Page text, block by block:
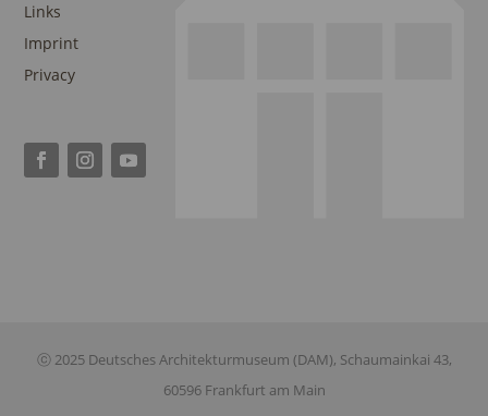
Links
Imprint
Privacy
ⓒ 2025 Deutsches Architekturmuseum (DAM), Schaumainkai 43,
60596 Frankfurt am Main